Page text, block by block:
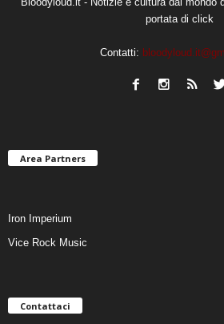
portata di click
Contatti:
Area Partners
Iron Imperium
Vice Rock Music
Contattaci